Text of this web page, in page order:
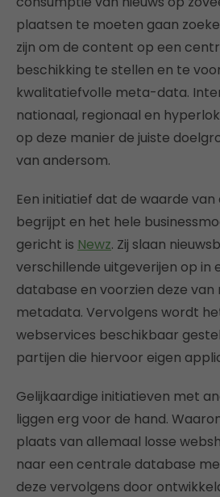
plaatsen te moeten gaan
zijn om de content op een
beschikking te stellen en te
kwalitatiefvolle meta-data.
nationaal, regionaal en
op deze manier de juiste
van andersom.
Een initiatief dat de waarde
begrijpt en het hele
gericht is Newz. Zij slaan
verschillende uitgeverijen op in
database en voorzien deze
metadata. Vervolgens wordt
webservices beschikbaar
partijen die hiervoor eigen
Gelijkaardige initiatieven met
liggen erg voor de hand.
plaats van allemaal losse
naar een centrale database
deze vervolgens door